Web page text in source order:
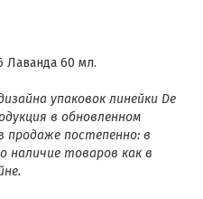
Лаванда 60 мл.
упаковок линейки De
в обновленном
продаже постепенно: в
наличие товаров как в